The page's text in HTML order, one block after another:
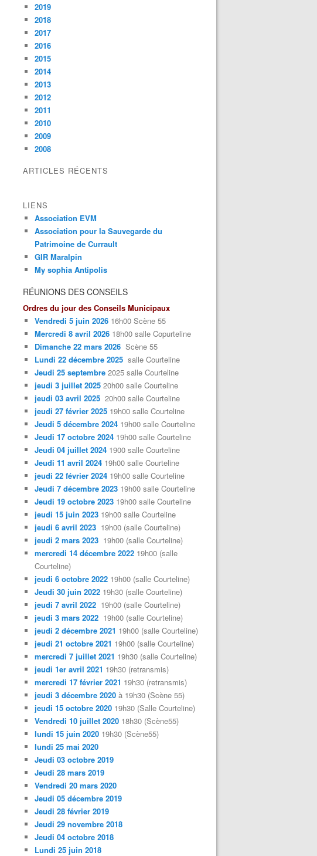
2019
2018
2017
2016
2015
2014
2013
2012
2011
2010
2009
2008
ARTICLES RÉCENTS
LIENS
Association EVM
Association pour la Sauvegarde du
Patrimoine de Currault
GIR Maralpin
My sophia Antipolis
RÉUNIONS DES CONSEILS
Ordres du jour des Conseils Municipaux
Vendredi 5 juin 2026 16h00 Scène 55
Mercredi 8 avril 2026 18h00 salle Copurteline
Dimanche 22 mars 2026 Scène 55
Lundi 22 décembre 2025 salle Courteline
Jeudi 25 septembre 2025 salle Courteline
jeudi 3 juillet 2025 20h00 salle Courteline
jeudi 03 avril 2025 20h00 salle Courteline
jeudi 27 février 2025 19h00 salle Courteline
Jeudi 5 décembre 2024 19h00 salle Courteline
Jeudi 17 octobre 2024 19h00 salle Courteline
Jeudi 04 juillet 2024 1900 salle Courteline
Jeudi 11 avril 2024 19h00 salle Courteline
jeudi 22 février 2024 19h00 salle Courteline
Jeudi 7 décembre 2023 19h00 salle Courteline
Jeudi 19 octobre 2023 19h00 salle Courteline
jeudi 15 juin 2023 19h00 salle Courteline
jeudi 6 avril 2023 19h00 (salle Courteline)
jeudi 2 mars 2023 19h00 (salle Courteline)
mercredi 14 décembre 2022 19h00 (salle
Courteline)
jeudi 6 octobre 2022 19h00 (salle Courteline)
Jeudi 30 juin 2022 19h30 (salle Courteline)
jeudi 7 avril 2022 19h00 (salle Courteline)
jeudi 3 mars 2022 19h00 (salle Courteline)
jeudi 2 décembre 2021 19h00 (salle Courteline)
jeudi 21 octobre 2021 19h00 (salle Courteline)
mercredi 7 juillet 2021 19h30 (salle Courteline)
jeudi 1er avril 2021 19h30 (retransmis)
mercredi 17 février 2021 19h30 (retransmis)
jeudi 3 décembre 2020 à 19h30 (Scène 55)
jeudi 15 octobre 2020 19h30 (Salle Courteline)
Vendredi 10 juillet 2020 18h30 (Scène55)
lundi 15 juin 2020 19h30 (Scène55)
lundi 25 mai 2020
Jeudi 03 octobre 2019
Jeudi 28 mars 2019
Vendredi 20 mars 2020
Jeudi 05 décembre 2019
Jeudi 28 février 2019
Jeudi 29 novembre 2018
Jeudi 04 octobre 2018
Lundi 25 juin 2018